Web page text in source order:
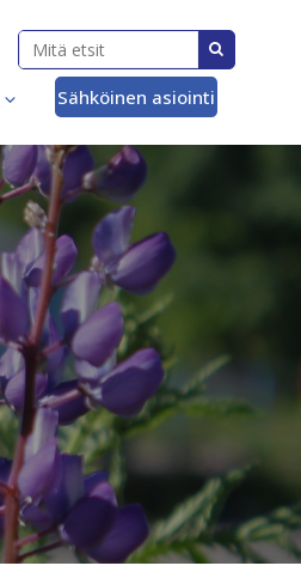
Sähköinen asiointi